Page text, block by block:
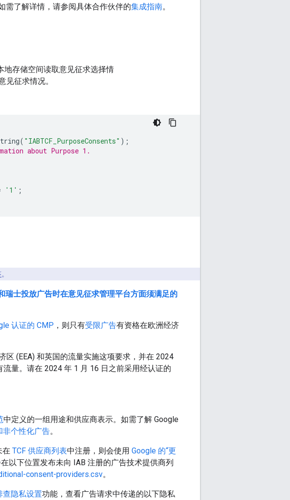
需了解详情，请参阅具体合作伙伴的集成指南。
地存储空间读取意见征求选择情
见征求情况。
( "IABTCF_PurposeConsents" );
about Purpose 1.
'1' ;
。
瑞士投放广告时在意见征求管理平台方面须满足的
认证的 CMP ，则只有受限广告有资格在欧洲经济
(EEA) 和英国的流量实施这项要求，并在 2024
量。请在 2024 年 1 月 16 日之前采用经认证的
中定义的一组用途和供应商表示。如需了解 Google
非个性化广告。
在 TCF 供应商列表中注册，则会使用 Google 的“更
以下位置发布未向 IAB 注册的广告技术提供商列
consent-providers.csv。
查隐私设置功能，查看广告请求中传递的以下隐私